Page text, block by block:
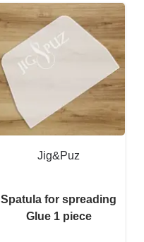
Jig&Puz
Spatula for spreading
Glue 1 piece